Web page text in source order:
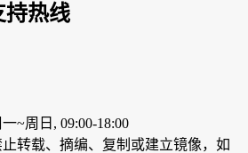
持热线
~周日, 09:00-18:00
转载、摘编、复制或建立镜像，如